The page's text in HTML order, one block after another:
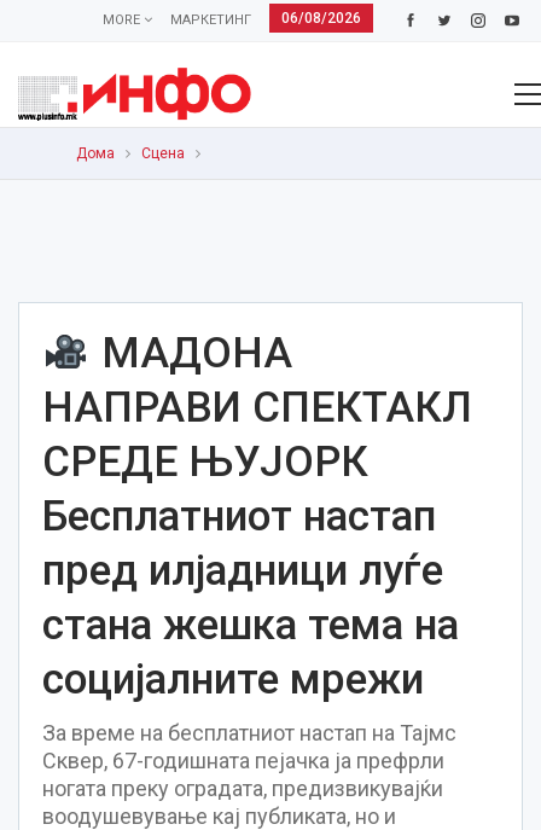
06/08/2026
МАРКЕТИНГ
MORE
Дома Сцена
МАДОНА
НАПРАВИ СПЕКТАКЛ
СРЕДЕ ЊУЈОРК
Бесплатниот настап
пред илјадници луѓе
стана жешка тема на
социјалните мрежи
За време на бесплатниот настап на Тајмс
Сквер, 67-годишната пејачка ја префрли
ногата преку оградата, предизвикувајќи
воодушевување кај публиката, но и